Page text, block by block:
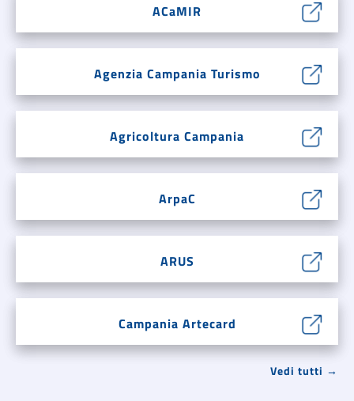
ACaMIR
Agenzia Campania Turismo
Agricoltura Campania
ArpaC
ARUS
Campania Artecard
Vedi tutti →